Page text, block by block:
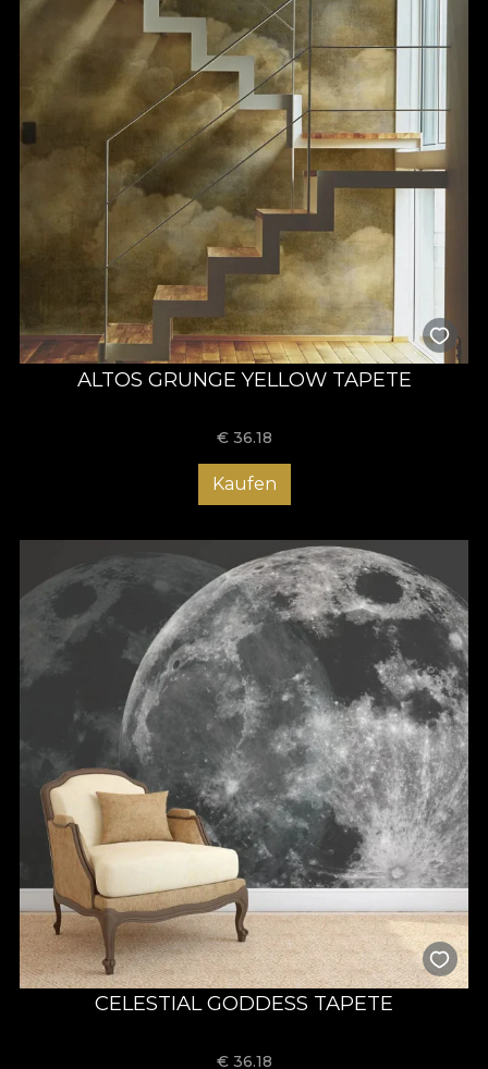
ALTOS GRUNGE YELLOW TAPETE
€ 36.18
Kaufen
CELESTIAL GODDESS TAPETE
€ 36.18